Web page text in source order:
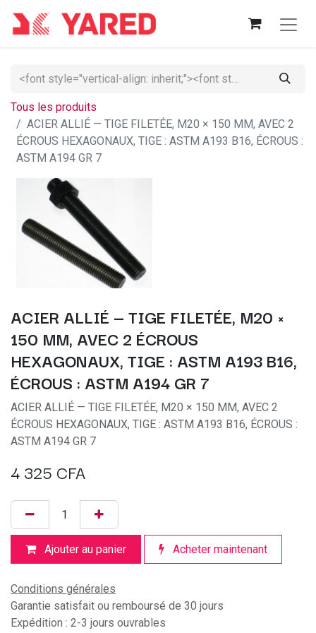
Tous les produits
ACIER ALLIÉ — TIGE FILETÉE, M20 × 150 MM, AVEC 2
ÉCROUS HEXAGONAUX, TIGE : ASTM A193 B16, ÉCROUS :
ASTM A194 GR 7
ACIER ALLIÉ — TIGE FILETÉE, M20 ×
150 MM, AVEC 2 ÉCROUS
HEXAGONAUX, TIGE : ASTM A193 B16,
ÉCROUS : ASTM A194 GR 7
ACIER ALLIÉ — TIGE FILETÉE, M20 × 150 MM, AVEC 2
ÉCROUS HEXAGONAUX, TIGE : ASTM A193 B16, ÉCROUS :
ASTM A194 GR 7
4 325 CFA
Ajouter au panier Acheter maintenant
Conditions générales
Garantie satisfait ou remboursé de 30 jours
Expédition : 2-3 jours ouvrables